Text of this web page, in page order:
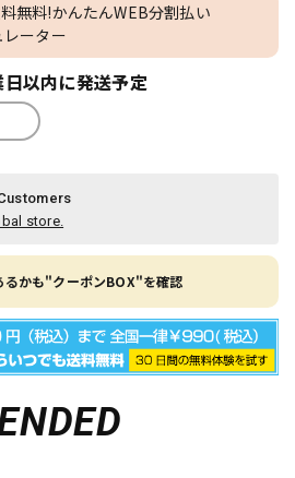
無料!かんたんWEB分割払い
レーター
以内に発送予定
store.
るかも"クーポンBOX"を確認